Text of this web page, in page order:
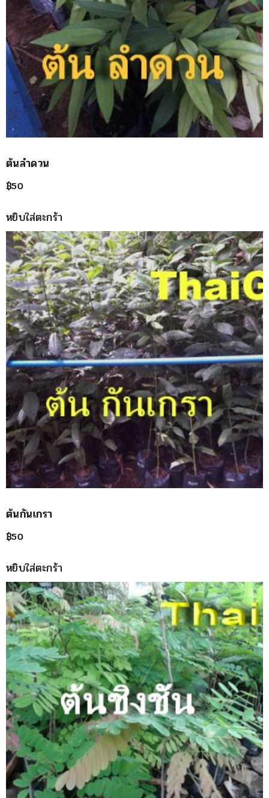
ต้นลำดวน
฿50
หยิบใส่ตะกร้า
ต้นกันเกรา
฿50
หยิบใส่ตะกร้า